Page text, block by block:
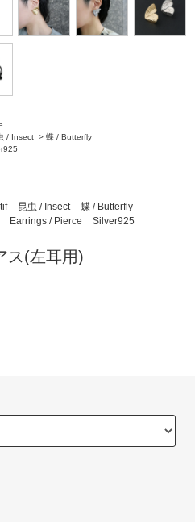
/ Insect > 蝶 / Butterfly
昆虫 / Insect
蝶 / Butterfly
Earrings / Pierce Silver925
ス(左耳用)